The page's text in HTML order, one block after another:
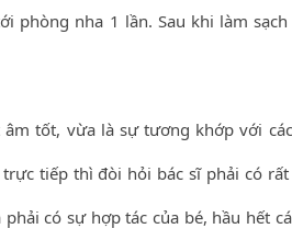
phòng nha 1 lần. Sau khi làm
tốt, vừa là sự tương khớp với
tiếp thì đòi hỏi bác sĩ phải có
có sự hợp tác của bé, hầu hết